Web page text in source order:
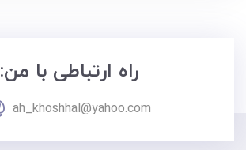
راه ارتباطی با من:
ah_khoshhal@yahoo.com